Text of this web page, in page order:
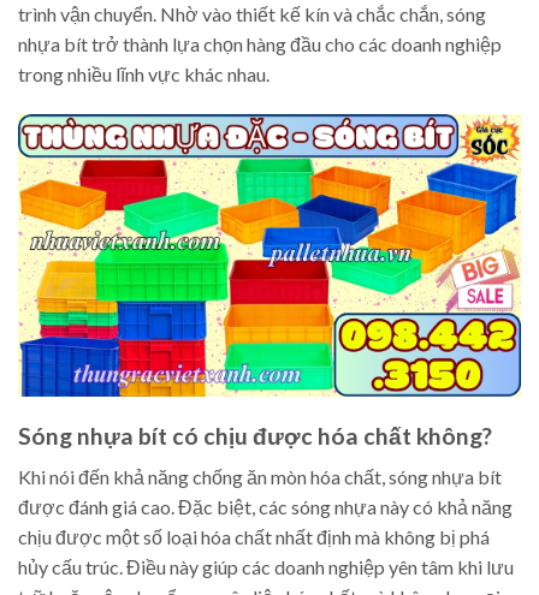
trình vận chuyển. Nhờ vào thiết kế kín và chắc chắn, sóng
nhựa bít trở thành lựa chọn hàng đầu cho các doanh nghiệp
trong nhiều lĩnh vực khác nhau.
Sóng nhựa bít có chịu được hóa chất không?
Khi nói đến khả năng chống ăn mòn hóa chất, sóng nhựa bít
được đánh giá cao. Đặc biệt, các sóng nhựa này có khả năng
chịu được một số loại hóa chất nhất định mà không bị phá
hủy cấu trúc. Điều này giúp các doanh nghiệp yên tâm khi lưu